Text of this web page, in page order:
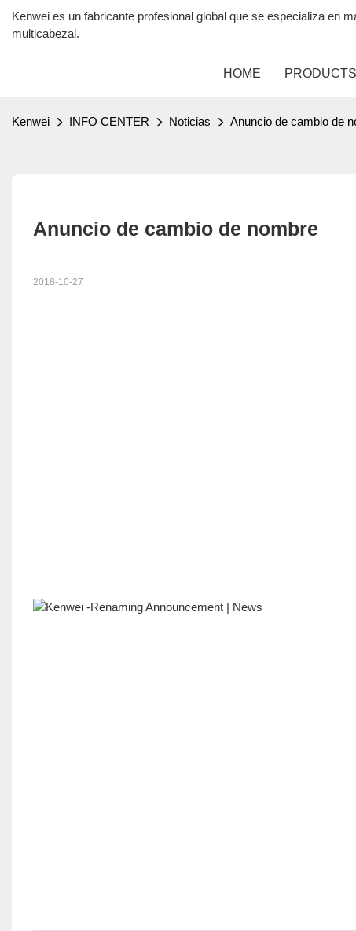
Kenwei es un fabricante profesional global que se especializa en
multicabezal.
HOME PRODUCTS
Kenwei INFO CENTER Noticias Anuncio de cambio de
Anuncio de cambio de nombre
2018-10-27